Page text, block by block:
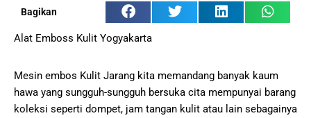
Bagikan
Alat Emboss Kulit Yogyakarta
Mesin embos Kulit Jarang kita memandang banyak kaum
hawa yang sungguh-sungguh bersuka cita mempunyai barang
koleksi seperti dompet, jam tangan kulit atau lain sebagainya